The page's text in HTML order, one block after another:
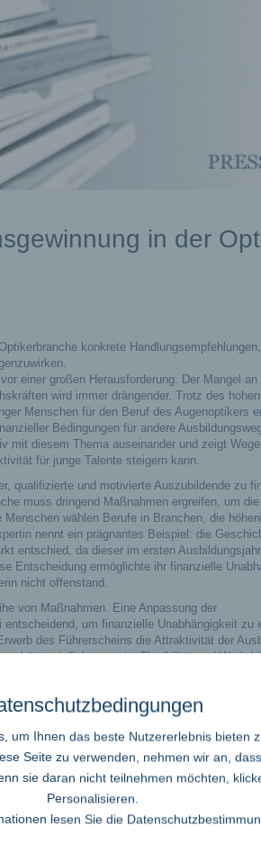
in der
konkrete
einer großen Herausforderung: Der Mangel
wird immer drängender. Trotz des
Menschen für den Beruf des Augenoptikers
Bedingungen für andere
mit diesem Thema auseinander und zeigt
für junge Talente steigern kann.
qualifizierte und motivierte Auszubildende zu
muss dringend Maßnahmen ergreifen, um
wählen Berufe in Branchen, die
nennt ein prägnantes Beispiel: die
entschied, da dieser im ersten
Entscheidung ermöglichte ihr finanzielle
nicht offenstand.
von Maßnahmen. Eine Anpassung der
um finanzielle Unabhängigkeit zu
des Führerscheins die Attraktivität der
wird“, betont sie. Flexibilität und Work-
zu vereinbaren, seien auch wichtige Faktoren
des Unternehmens kommuniziert und
Diana Stoffers. Der Einsatz neuer
Erfahrungen zu sammeln, könnten
durch Informationsveranstaltungen,
zeitgemäße Ausbildungsprogramme zu
Zukunft des Unternehmens. Höhere Gehälter,
zu punkten“, so Stoffers.
um Ihnen das beste Nutzererlebnis bieten
Seite zu verwenden, nehmen wir an,
sie daran nicht teilnehmen möchten,
Personalisieren.
lesen Sie die